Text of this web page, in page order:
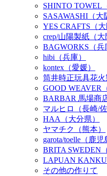
SHINTO TOWEL
SASAWASHI（大
YES CRAFTS（大
crep/山陽製紙（大
BAGWORKS（兵
hibi（兵庫）
kontex（愛媛）
筒井時正玩具花火
GOOD WEAVER
BARBAR 馬場商
マルヒロ（長崎/佐
HAA（大分県）
ヤマチク（熊本）
garota/toelle（鹿児
BRITA SWEDEN
LAPUAN
その他の作りて